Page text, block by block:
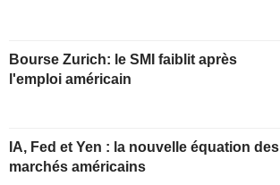
Bourse Zurich: le SMI faiblit après
l'emploi américain
IA, Fed et Yen : la nouvelle équation des
marchés américains